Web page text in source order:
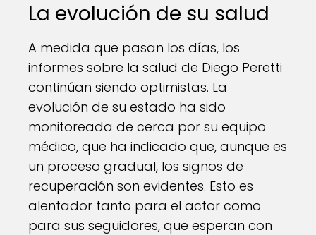
La evolución de su salud
A medida que pasan los días, los
informes sobre la salud de Diego Peretti
continúan siendo optimistas. La
evolución de su estado ha sido
monitoreada de cerca por su equipo
médico, que ha indicado que, aunque es
un proceso gradual, los signos de
recuperación son evidentes. Esto es
alentador tanto para el actor como
para sus seguidores, que esperan con